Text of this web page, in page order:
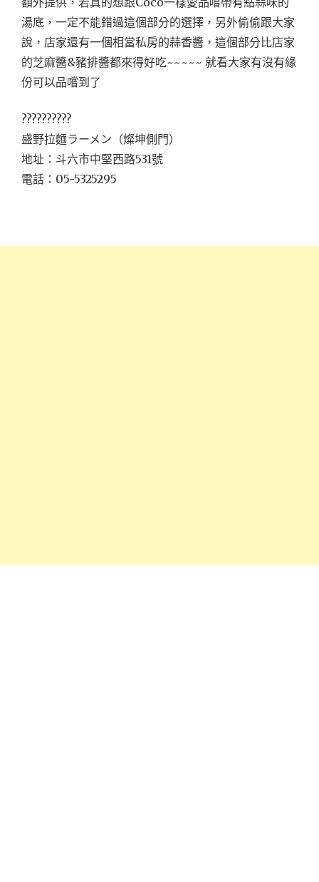
湯底，一定不能錯過這個部分的選擇，另外偷偷跟大家
說，店家還有一個相當私房的蒜香醬，這個部分比店家
的芝麻醬&豬排醬都來得好吃~~~~~ 就看大家有沒有緣
份可以品嚐到了
??????????
盛野拉麵ラーメン（燦坤側門）
地址：斗六市中堅西路531號
電話：05-5325295